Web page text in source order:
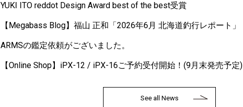
YUKI ITO reddot Design Award best of the best受賞
【Megabass Blog】福山 正和「2026年6月 北海道釣行レポート」
ARMSの鑑定依頼がございました。
【Online Shop】iPX-12 / iPX-16ご予約受付開始！(9月末発売予定)
See all News